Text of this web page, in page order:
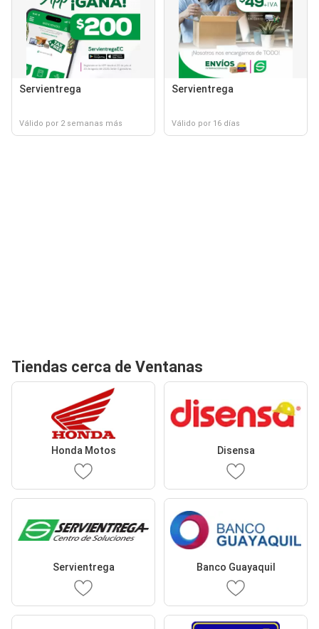
Servientrega
Válido por 2 semanas más
Servientrega
Válido por 16 días
Tiendas cerca de Ventanas
Honda Motos Disensa
Servientrega Banco Guayaquil